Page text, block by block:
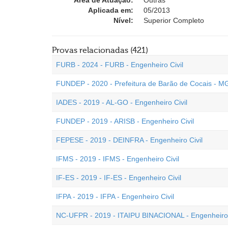
Aplicada em:
05/2013
Nível:
Superior Completo
Provas relacionadas (421)
FURB - 2024 - FURB - Engenheiro Civil
FUNDEP - 2020 - Prefeitura de Barão de Cocais -
IADES - 2019 - AL-GO - Engenheiro Civil
FUNDEP - 2019 - ARISB - Engenheiro Civil
FEPESE - 2019 - DEINFRA - Engenheiro Civil
IFMS - 2019 - IFMS - Engenheiro Civil
IF-ES - 2019 - IF-ES - Engenheiro Civil
IFPA - 2019 - IFPA - Engenheiro Civil
NC-UFPR - 2019 - ITAIPU BINACIONAL -